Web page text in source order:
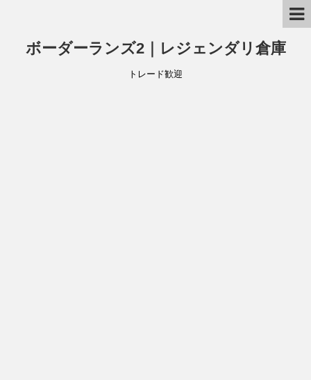
ボーダーランズ2｜レジェンダリ倉庫
トレード歓迎